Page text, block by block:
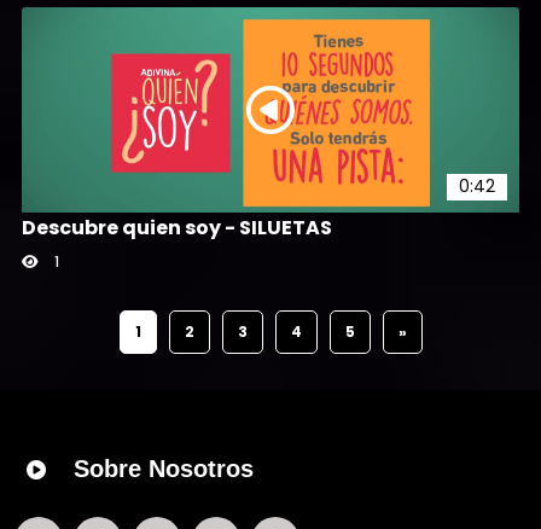
0:42
Descubre quien soy - SILUETAS
1
1 2 3 4 5 »
Sobre Nosotros